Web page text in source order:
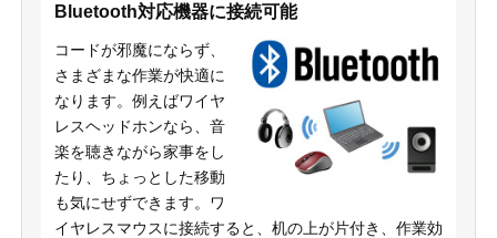
Bluetooth対応機器に接続可能
コードが邪魔にならず、
さまざまな作業が快適に
なります。例えばワイヤ
レスヘッドホンなら、音
楽を聴きながら家事をし
たり、ちょっとした移動
も気にせずできます。ワ
イヤレスマウスに接続すると、机の上が片付き、作業効